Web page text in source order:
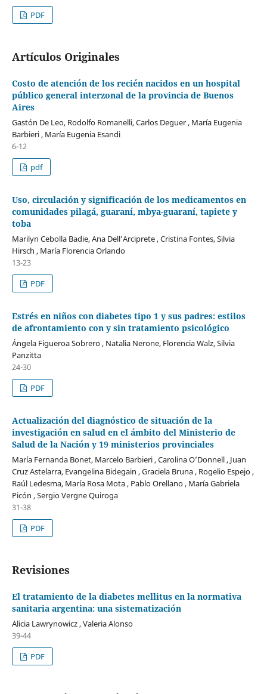
PDF
Artículos Originales
Costo de atención de los recién nacidos en un hospital
público general interzonal de la provincia de Buenos
Aires
Gastón De Leo, Rodolfo Romanelli, Carlos Deguer , María Eugenia
Barbieri , María Eugenia Esandi
6-12
pdf
Uso, circulación y significación de los medicamentos en
comunidades pilagá, guaraní, mbya-guaraní, tapiete y
toba
Marilyn Cebolla Badie, Ana Dell’Arciprete , Cristina Fontes, Silvia
Hirsch , María Florencia Orlando
13-23
PDF
Estrés en niños con diabetes tipo 1 y sus padres: estilos
de afrontamiento con y sin tratamiento psicológico
Ángela Figueroa Sobrero , Natalia Nerone, Florencia Walz, Silvia
Panzitta
24-30
PDF
Actualización del diagnóstico de situación de la
investigación en salud en el ámbito del Ministerio de
Salud de la Nación y 19 ministerios provinciales
María Fernanda Bonet, Marcelo Barbieri , Carolina O’Donnell , Juan
Cruz Astelarra, Evangelina Bidegain , Graciela Bruna , Rogelio Espejo ,
Raúl Ledesma, María Rosa Mota , Pablo Orellano , María Gabriela
Picón , Sergio Vergne Quiroga
31-38
PDF
Revisiones
El tratamiento de la diabetes mellitus en la normativa
sanitaria argentina: una sistematización
Alicia Lawrynowicz , Valeria Alonso
39-44
PDF